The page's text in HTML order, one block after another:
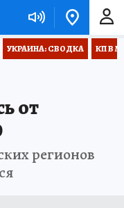
УКРАИНА: СВОДКА КП В
от
регионов